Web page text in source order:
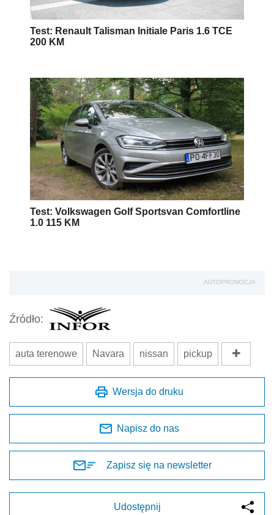
Test: Renault Talisman Initiale Paris 1.6 TCE
200 KM
Test: Volkswagen Golf Sportsvan Comfortline
1.0 115 KM
AUTOPROMOCJA
Źródło:
auta terenowe Navara nissan pickup
Wersja do druku
Napisz do nas
Zapisz się na newsletter
Udostępnij